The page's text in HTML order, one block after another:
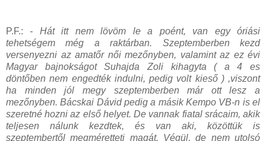
P.F.: - Hát itt nem lövöm le a poént, van egy óriási
tehetségem még a raktárban. Szeptemberben kezd
versenyezni az amatőr női mezőnyben, valamint az ez évi
Magyar bajnokságot Suhajda Zoli kihagyta ( a 4 es
döntőben nem engedték indulni, pedig volt kieső ) ,viszont
ha minden jól megy szeptemberben már ott lesz a
mezőnyben. Bácskai Dávid pedig a másik Kempo VB-n is el
szeretné hozni az első helyet. De vannak fiatal srácaim, akik
teljesen nálunk kezdtek, és van aki, közöttük is
szeptembertől megméretteti magát. Végül, de nem utolsó